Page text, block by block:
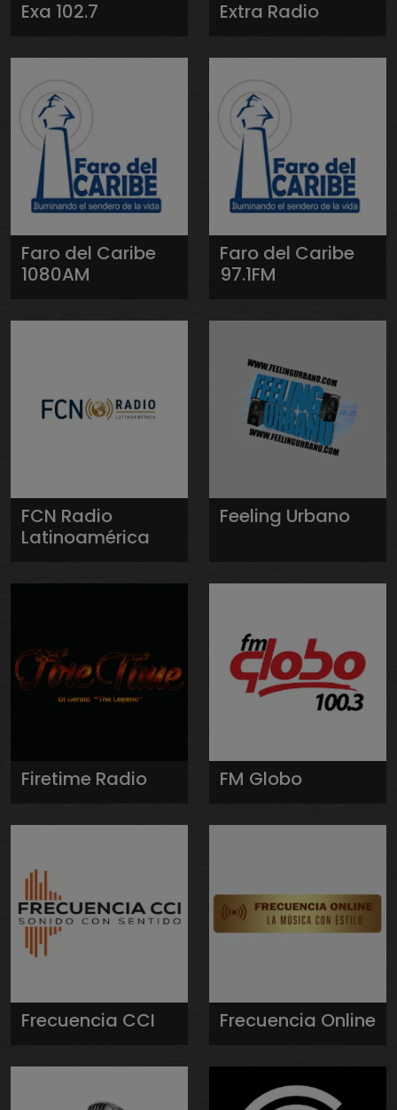
Exa 102.7 Extra Radio
Faro del Caribe
1080AM
Faro del Caribe
97.1FM
FCN Radio
Latinoamérica
Feeling Urbano
Firetime Radio FM Globo
Frecuencia CCI Frecuencia Online